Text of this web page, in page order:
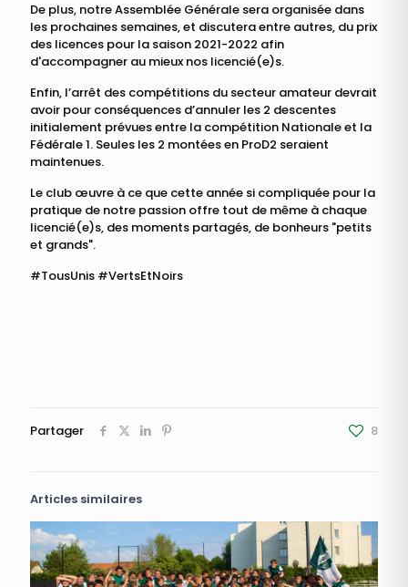
De plus, notre Assemblée Générale sera organisée dans
les prochaines semaines, et discutera entre autres, du prix
des licences pour la saison 2021-2022 afin
d'accompagner au mieux nos licencié(e)s.
Enfin, l’arrêt des compétitions du secteur amateur devrait
avoir pour conséquences d’annuler les 2 descentes
initialement prévues entre la compétition Nationale et la
Fédérale 1. Seules les 2 montées en ProD2 seraient
maintenues.
Le club œuvre à ce que cette année si compliquée pour la
pratique de notre passion offre tout de même à chaque
licencié(e)s, des moments partagés, de bonheurs "petits
et grands".
#TousUnis #VertsEtNoirs
Partager 8
Articles similaires